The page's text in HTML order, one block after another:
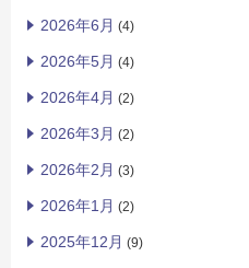
2026年6月 (4)
2026年5月 (4)
2026年4月 (2)
2026年3月 (2)
2026年2月 (3)
2026年1月 (2)
2025年12月 (9)